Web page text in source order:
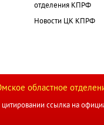
отделения КПРФ
Новости ЦК КПРФ
областное
цитировании ссылка на